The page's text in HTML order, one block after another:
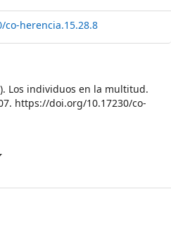
herencia.15.28.8
Los individuos en la multitud.
https://doi.org/10.17230/co-